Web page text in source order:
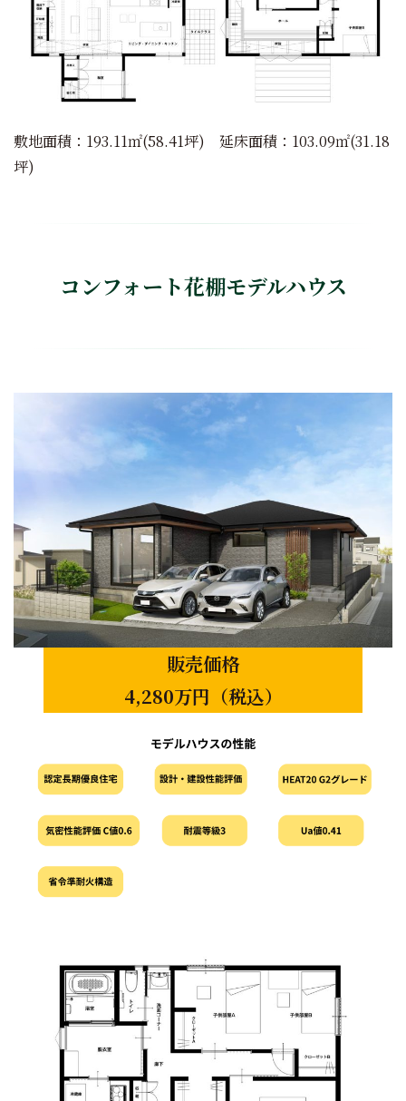
敷地面積：193.11㎡(58.41坪) 延床面積：103.09㎡(31.18
坪)
コンフォート花棚モデルハウス
販売価格
4,280万円（税込）